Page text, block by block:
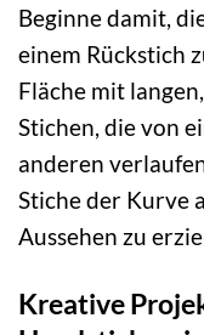
Beginne damit,
einem Rückstich
Fläche mit
Stichen, die von
anderen
Stiche der Kurve
Aussehen zu
Kreative